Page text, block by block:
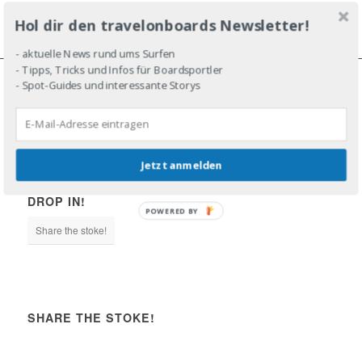
DROP IN!
Share the stoke!
SHARE THE STOKE!
Hol dir den travelonboards Newsletter!
- aktuelle News rund ums Surfen
- Tipps, Tricks und Infos für Boardsportler
- Spot-Guides und interessante Storys
Jetzt anmelden
POWERED BY